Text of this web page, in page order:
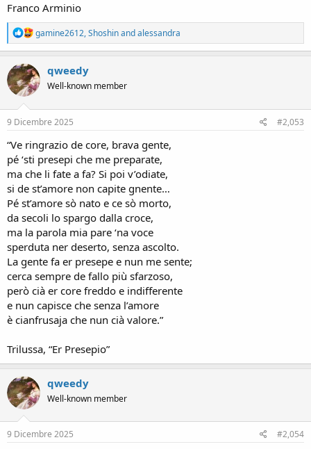
Franco Arminio
R
e
a
c
t
i
n
s
gamine2612,Shoshinandalessandra
qweedy
Well-known member
9 Dicembre 2025 #2,053
“Ve ringrazio de core, brava gente,
pé ‘sti presepi che me preparate,
ma che li fate a fa? Si poi v’odiate,
si de st’amore non capite gnente…
Pé st’amore sò nato e ce sò morto,
da secoli lo spargo dalla croce,
ma la parola mia pare ‘na voce
sperduta ner deserto, senza ascolto.
La gente fa er presepe e nun me sente;
cerca sempre de fallo più sfarzoso,
però cià er core freddo e indifferente
e nun capisce che senza l’amore
è cianfrusaja che nun cià valore.”
Trilussa, “Er Presepio”
qweedy
Well-known member
9 Dicembre 2025 #2,054